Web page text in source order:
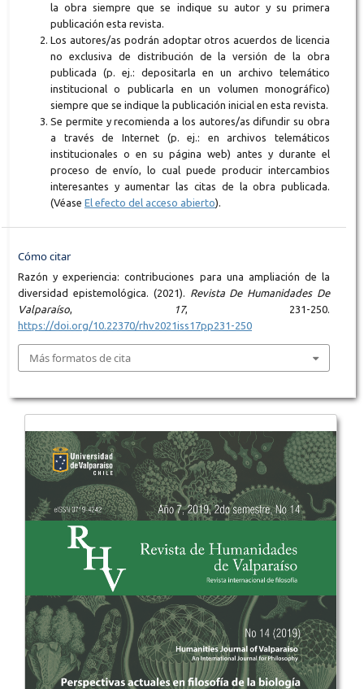
la obra siempre que se indique su autor y su primera
publicación esta revista.
Los autores/as podrán adoptar otros acuerdos de licencia
no exclusiva de distribución de la versión de la obra
publicada (p. ej.: depositarla en un archivo telemático
institucional o publicarla en un volumen monográfico)
siempre que se indique la publicación inicial en esta revista.
Se permite y recomienda a los autores/as difundir su obra
a través de Internet (p. ej.: en archivos telemáticos
institucionales o en su página web) antes y durante el
proceso de envío, lo cual puede producir intercambios
interesantes y aumentar las citas de la obra publicada.
(Véase El efecto del acceso abierto).
Cómo citar
Razón y experiencia: contribuciones para una ampliación de la
diversidad epistemológica. (2021).
Revista De Humanidades De
Valparaíso, 17, 231-250.
https://doi.org/10.22370/rhv2021iss17pp231-250
Más formatos de cita